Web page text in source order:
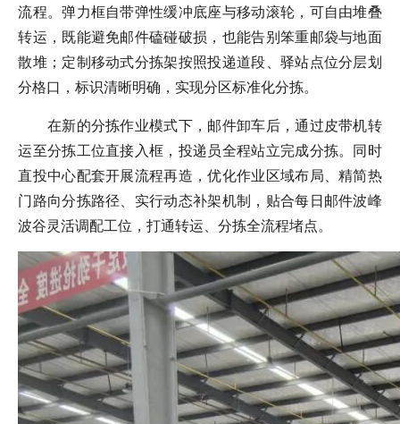
流程。弹力框自带弹性缓冲底座与移动滚轮，可自由堆叠
转运，既能避免邮件磕碰破损，也能告别笨重邮袋与地面
散堆；定制移动式分拣架按照投递道段、驿站点位分层划
分格口，标识清晰明确，实现分区标准化分拣。
在新的分拣作业模式下，邮件卸车后，通过皮带机转
运至分拣工位直接入框，投递员全程站立完成分拣。同时
直投中心配套开展流程再造，优化作业区域布局、精简热
门路向分拣路径、实行动态补架机制，贴合每日邮件波峰
波谷灵活调配工位，打通转运、分拣全流程堵点。